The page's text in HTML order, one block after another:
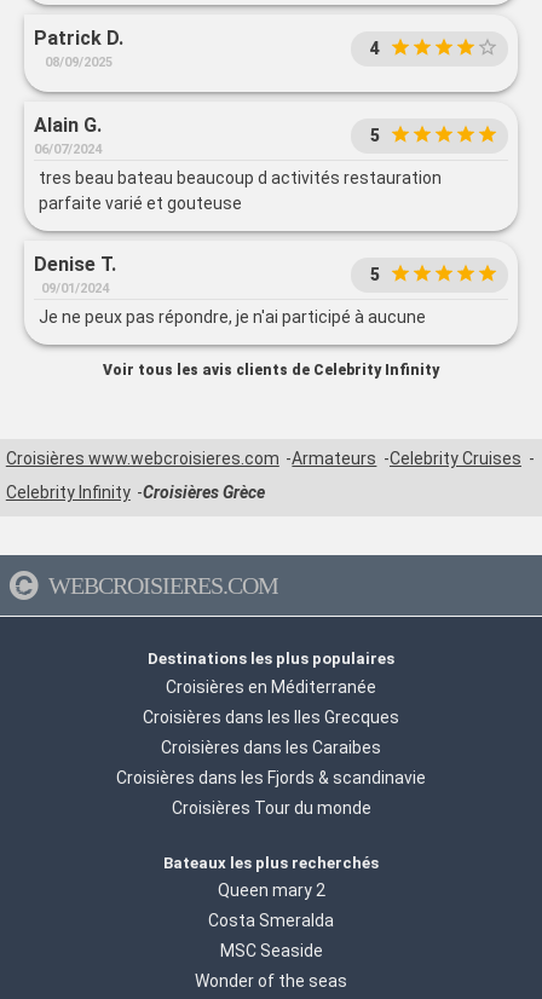
Patrick D.
08/09/2025
4
Alain G.
06/07/2024
5
tres beau bateau beaucoup d activités restauration
parfaite varié et gouteuse
Denise T.
09/01/2024
5
Je ne peux pas répondre, je n'ai participé à aucune
Voir tous les avis clients de Celebrity Infinity
Croisières www.webcroisieres.com Armateurs
Celebrity Cruises
Celebrity Infinity
Croisières Grèce
WEBCROISIERES.COM
Destinations les plus populaires
Croisières en Méditerranée
Croisières dans les Iles Grecques
Croisières dans les Caraibes
Croisières dans les Fjords & scandinavie
Croisières Tour du monde
Bateaux les plus recherchés
Queen mary 2
Costa Smeralda
MSC Seaside
Wonder of the seas